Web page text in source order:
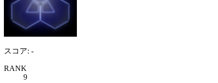
スコア: -
RANK
9